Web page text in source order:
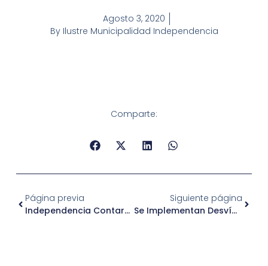
Agosto 3, 2020
ByIlustre Municipalidad Independencia
Comparte:
Página previa
Independencia Contará Con Dispositivos De Asesoría A Vecinos Para El Retiro Del 10% De Las AFP
Siguiente página
Se Implementan Desvíos Por Obras Del Corredor De Av. Independencia